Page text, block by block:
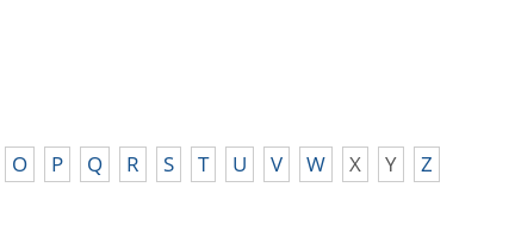
O P Q R S T U V W X Y Z